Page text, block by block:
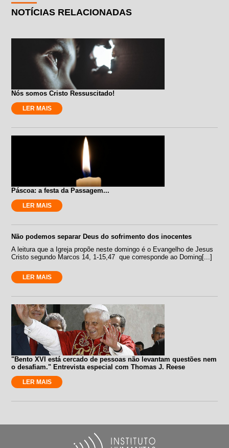
NOTÍCIAS RELACIONADAS
Nós somos Cristo Ressuscitado!
LER MAIS
Páscoa: a festa da Passagem...
LER MAIS
Não podemos separar Deus do sofrimento dos inocentes
A leitura que a Igreja propõe neste domingo é o Evangelho de Jesus
Cristo segundo Marcos 14, 1-15,47 que corresponde ao Doming[...]
LER MAIS
"Bento XVI está cercado de pessoas não levantam questões nem
o desafiam." Entrevista especial com Thomas J. Reese
LER MAIS